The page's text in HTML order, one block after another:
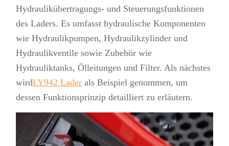
Hydraulikübertragungs- und Steuerungsfunktionen
des Laders. Es umfasst hydraulische Komponenten
wie Hydraulikpumpen, Hydraulikzylinder und
Hydraulikventile sowie Zubehör wie
Hydrauliktanks, Ölleitungen und Filter. Als nächstes
wirdLY942 Lader als Beispiel genommen, um
dessen Funktionsprinzip detailliert zu erläutern.